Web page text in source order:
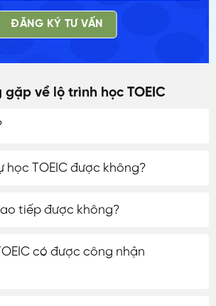
ĐĂNG KÝ TƯ VẤN
về lộ trình học TOEIC
học TOEIC được không?
tiếp được không?
có được công nhận